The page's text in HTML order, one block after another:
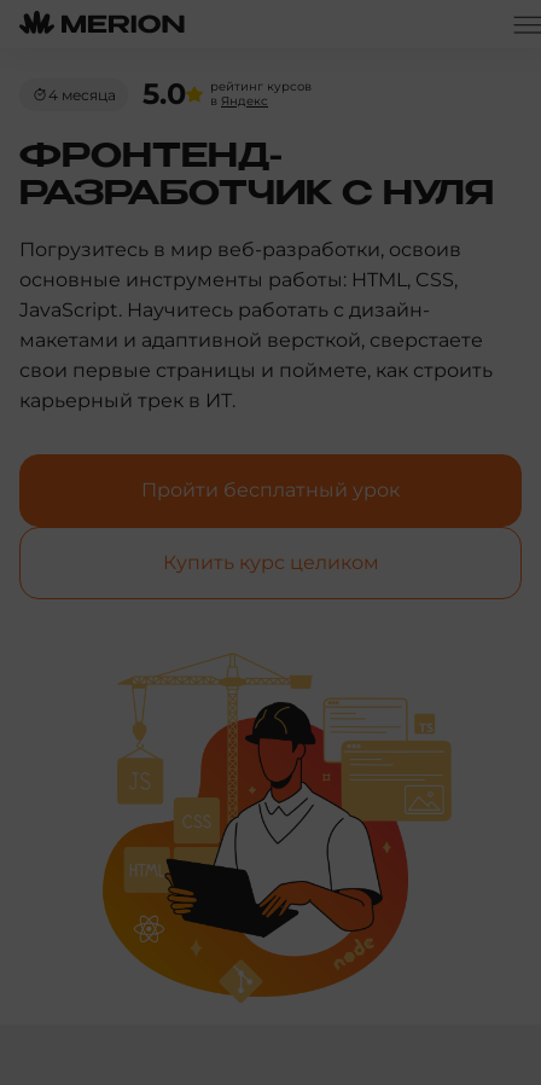
4 месяца 5.0
рейтинг курсов
в Яндекс
ФРОНТЕНД-
РАЗРАБОТЧИК С НУЛЯ
Погрузитесь в мир веб-разработки, освоив
основные инструменты работы: HTML, CSS,
JavaScript. Научитесь работать с дизайн-
макетами и адаптивной версткой, сверстаете
свои первые страницы и поймете, как строить
карьерный трек в ИТ.
Пройти бесплатный урок
Купить курс целиком